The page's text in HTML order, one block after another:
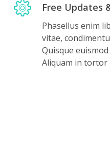
Free Updates
Phasellus enim
vitae,
Quisque
Aliquam in tortor